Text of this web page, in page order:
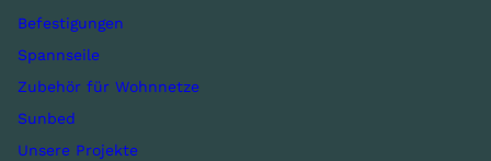
Befestigungen
Spannseile
Zubehör für Wohnnetze
Sunbed
Unsere Projekte